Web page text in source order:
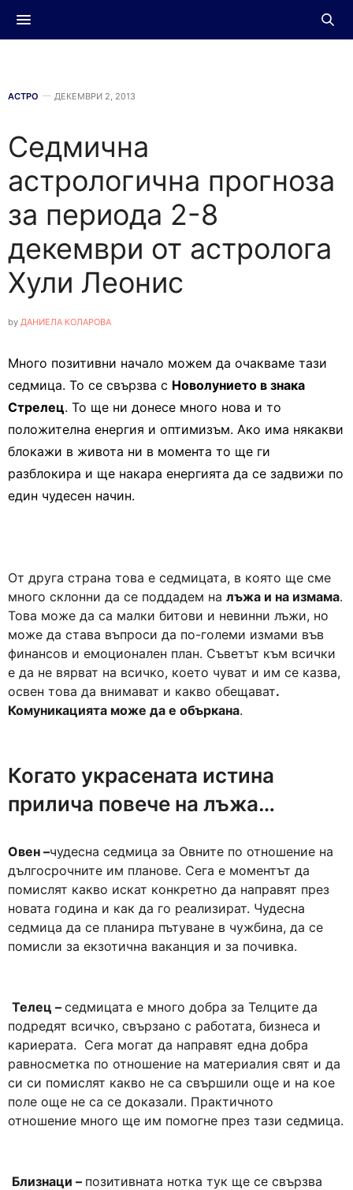
АСТРО ДЕКЕМВРИ 2, 2013
Седмична
астрологична прогноза
за периода 2-8
декември от астролога
Хули Леонис
by ДАНИЕЛА КОЛАРОВА
Много позитивни начало можем да очакваме тази
седмица. То се свързва с Новолунието в знака
Стрелец. То ще ни донесе много нова и то
положителна енергия и оптимизъм. Ако има някакви
блокажи в живота ни в момента то ще ги
разблокира и ще накара енергията да се задвижи по
един чудесен начин.
От друга страна това е седмицата, в която ще сме
много склонни да се поддадем на лъжа и на измама.
Това може да са малки битови и невинни лъжи, но
може да става въпроси да по-големи измами във
финансов и емоционален план. Съветът към всички
е да не вярват на всичко, което чуват и им се казва,
освен това да внимават и какво обещават.
Комуникацията може да е объркана.
Когато украсената истина
прилича повече на лъжа…
Овен –чудесна седмица за Овните по отношение на
дългосрочните им планове. Сега е моментът да
помислят какво искат конкретно да направят през
новата година и как да го реализират. Чудесна
седмица да се планира пътуване в чужбина, да се
помисли за екзотична ваканция и за почивка.
Телец – седмицата е много добра за Телците да
подредят всичко, свързано с работата, бизнеса и
кариерата. Сега могат да направят една добра
равносметка по отношение на материалия свят и да
си си помислят какво не са свършили още и на кое
поле още не са се доказали. Практичното
отношение много ще им помогне през тази седмица.
Близнаци – позитивната нотка тук ще се свързва